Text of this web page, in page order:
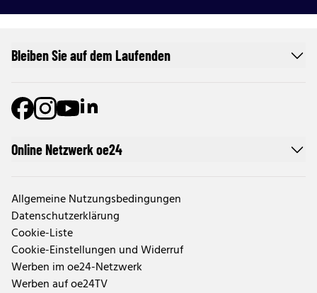
Online Netzwerk oe24
Allgemeine Nutzungsbedingungen
Datenschutzerklärung
Cookie-Liste
Cookie-Einstellungen und Widerruf
Werben im oe24-Netzwerk
Werben auf oe24TV
Bleiben Sie auf dem Laufenden